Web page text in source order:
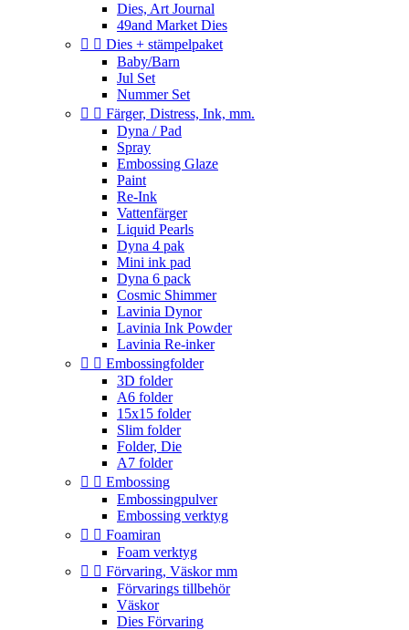
Dies, Art Journal
49and Market Dies
  Dies + stämpelpaket
Baby/Barn
Jul Set
Nummer Set
  Färger, Distress, Ink, mm.
Dyna / Pad
Spray
Embossing Glaze
Paint
Re-Ink
Vattenfärger
Liquid Pearls
Dyna 4 pak
Mini ink pad
Dyna 6 pack
Cosmic Shimmer
Lavinia Dynor
Lavinia Ink Powder
Lavinia Re-inker
  Embossingfolder
3D folder
A6 folder
15x15 folder
Slim folder
Folder, Die
A7 folder
  Embossing
Embossingpulver
Embossing verktyg
  Foamiran
Foam verktyg
  Förvaring, Väskor mm
Förvarings tillbehör
Väskor
Dies Förvaring